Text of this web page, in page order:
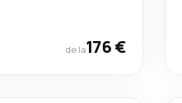
de la176 €